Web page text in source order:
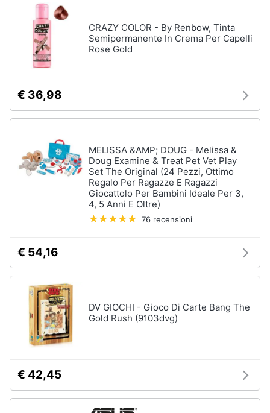
Animali
Motori
cd
dvd
Festività
e
ricorrenze
Assistenza
clienti
Personaggi
Me
contro
Te
connery
Barbara
D'Urso
CRAZY COLOR - By Renbow, Tinta
Semipermanente In Crema Per Capelli
Rose Gold
€ 36,98
MELISSA &AMP; DOUG - Melissa &
Doug Examine & Treat Pet Vet Play
Set The Original (24 Pezzi, Ottimo
Regalo Per Ragazze E Ragazzi
Giocattolo Per Bambini Ideale Per 3,
4, 5 Anni E Oltre)
76 recensioni
€ 54,16
DV GIOCHI - Gioco Di Carte Bang The
Gold Rush (9103dvg)
€ 42,45